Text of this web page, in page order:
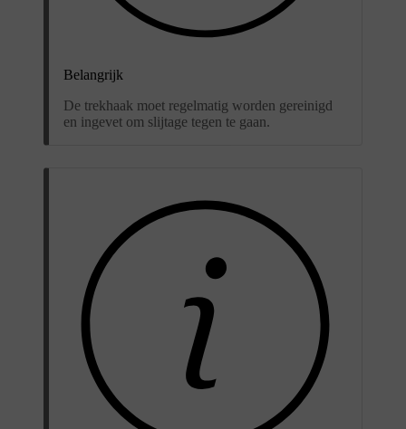
Belangrijk
De trekhaak moet regelmatig worden gereinigd
en ingevet om slijtage tegen te gaan.